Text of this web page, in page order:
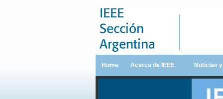
Home Acerca de IEEE Noticias